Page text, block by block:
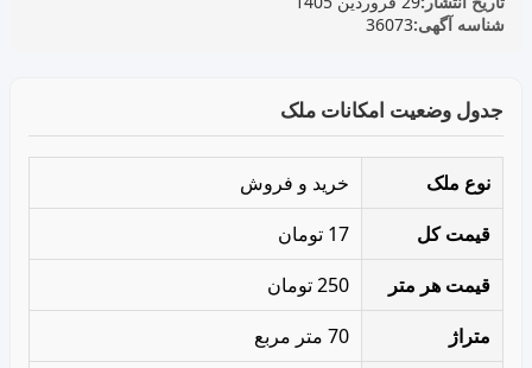
شناسه آگهی:36073
جدول وضعیت امکانات ملک
نوع ملک
خرید و فروش
قیمت کل
17 تومان
قیمت هر متر
250 تومان
متراژ
70 متر مربع